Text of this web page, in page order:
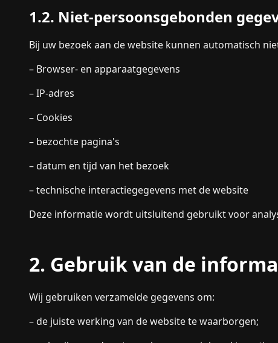
1.2. Niet-persoonsgebonden
Bij uw bezoek aan de website kunnen automatisch
– Browser- en apparaatgegevens
– IP-adres
– Cookies
– bezochte pagina's
– datum en tijd van het bezoek
– technische interactiegegevens met de website
Deze informatie wordt uitsluitend gebruikt voor
2. Gebruik van de
Wij gebruiken verzamelde gegevens om:
– de juiste werking van de website te waarborgen;